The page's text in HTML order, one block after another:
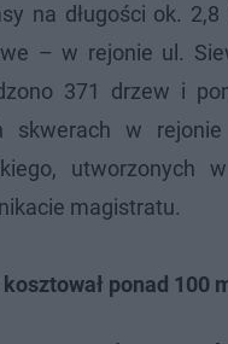
na długości ok.
– w rejonie ul.
371 drzew i
skwerach w
utworzonych
magistratu.
ponad 100